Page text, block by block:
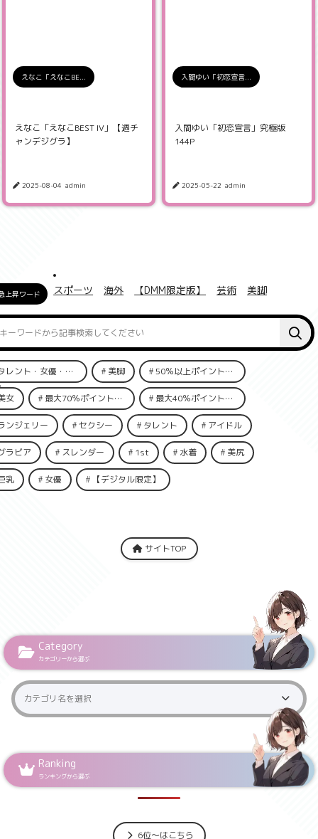
えなこ「えなこBE...
えなこ「えなこBEST IV」【週チ
ャンデジグラ】
2025-08-04 admin
入間ゆい「初恋宣言...
入間ゆい「初恋宣言」究極版
144P
2025-05-22 admin
上昇ワード スポーツ 海外 【DMM限定版】 芸術 美脚
レント・女優・俳優 美脚 50％以上ポイント還元
女 最大70％ポイント還元 最大40％ポイント還元
ンジェリー セクシー タレント アイドル
ラビア スレンダー 1st 水着 美尻
乳 女優 【デジタル限定】
サイトTOP
Category
カテゴリーから選ぶ
Ranking
ランキングから選ぶ
6位～はこちら